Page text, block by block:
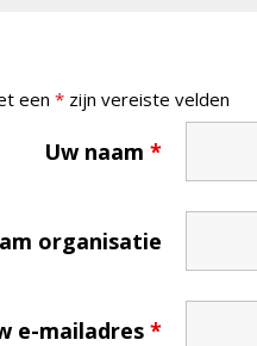
een* zijn vereiste velden
Uw naam *
organisatie
e-mailadres *